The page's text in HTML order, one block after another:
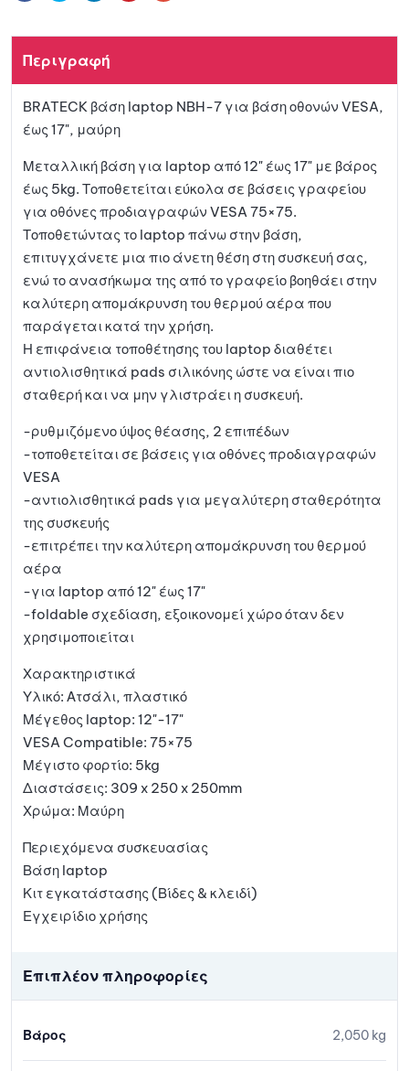
αγαπη
μένων
Περιγραφή
BRATECK βάση laptop NBH-7 για βάση οθονών VESA,
έως 17", μαύρη
Μεταλλική βάση για laptop από 12" έως 17" με βάρος
έως 5kg. Τοποθετείται εύκολα σε βάσεις γραφείου
για οθόνες προδιαγραφών VESA 75×75.
Τοποθετώντας το laptop πάνω στην βάση,
επιτυγχάνετε μια πιο άνετη θέση στη συσκευή σας,
ενώ το ανασήκωμα της από το γραφείο βοηθάει στην
καλύτερη απομάκρυνση του θερμού αέρα που
παράγεται κατά την χρήση.
Η επιφάνεια τοποθέτησης του laptop διαθέτει
αντιολισθητικά pads σιλικόνης ώστε να είναι πιο
σταθερή και να μην γλιστράει η συσκευή.
-ρυθμιζόμενο ύψος θέασης, 2 επιπέδων
-τοποθετείται σε βάσεις για οθόνες προδιαγραφών
VESA
-αντιολισθητικά pads για μεγαλύτερη σταθερότητα
της συσκευής
-επιτρέπει την καλύτερη απομάκρυνση του θερμού
αέρα
-για laptop από 12" έως 17"
-foldable σχεδίαση, εξοικονομεί χώρο όταν δεν
χρησιμοποιείται
Χαρακτηριστικά
Υλικό: Ατσάλι, πλαστικό
Μέγεθος laptop: 12"-17"
VESA Compatible: 75×75
Μέγιστο φορτίο: 5kg
Διαστάσεις: 309 x 250 x 250mm
Χρώμα: Μαύρη
Περιεχόμενα συσκευασίας
Βάση laptop
Κιτ εγκατάστασης (Βίδες & κλειδί)
Εγχειρίδιο χρήσης
Επιπλέον πληροφορίες
Βάρος 2,050 kg